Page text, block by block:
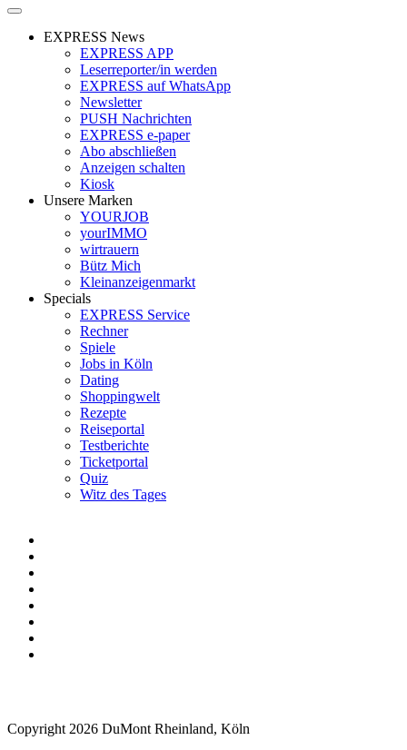
EXPRESS News
EXPRESS APP
Leserreporter/in werden
EXPRESS auf WhatsApp
Newsletter
PUSH Nachrichten
EXPRESS e-paper
Abo abschließen
Anzeigen schalten
Kiosk
Unsere Marken
YOURJOB
yourIMMO
wirtrauern
Bütz Mich
Kleinanzeigenmarkt
Specials
EXPRESS Service
Rechner
Spiele
Jobs in Köln
Dating
Shoppingwelt
Rezepte
Reiseportal
Testberichte
Ticketportal
Quiz
Witz des Tages
Copyright 2026 DuMont Rheinland, Köln